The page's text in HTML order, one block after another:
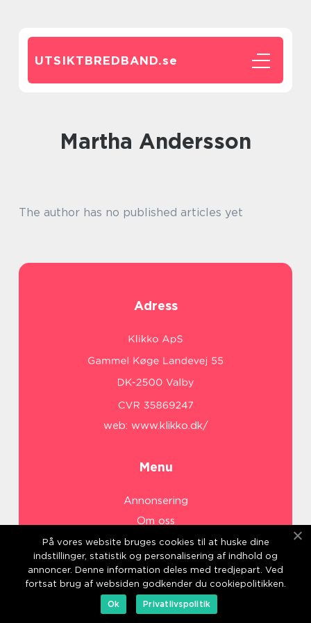
UTSIKTBREDBAND.se
Martha Andersson
The author has no published articles yet
Adress
web: www.klikko.dk/
Menu
Annonsering
Om oss
Cookies
Kontakta oss
Sitemap
På vores website bruges cookies til at huske dine
indstillinger, statistik og personalisering af indhold og
annoncer. Denne information deles med tredjepart. Ved
fortsat brug af websiden godkender du cookiepolitikken.
Ok
Privatlivspolitik